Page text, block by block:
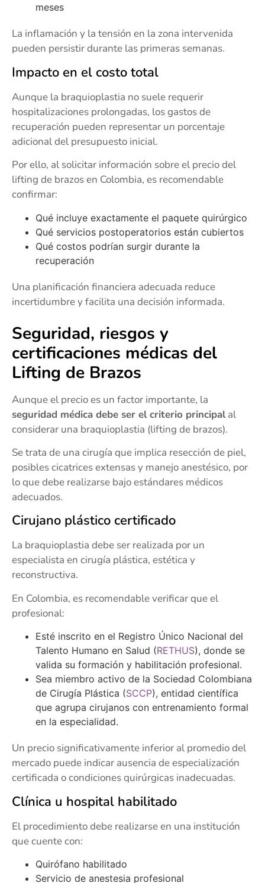
meses
La inflamación y la tensión en la zona intervenida
pueden persistir durante las primeras semanas.
Impacto en el costo total
Aunque la braquioplastia no suele requerir
hospitalizaciones prolongadas, los gastos de
recuperación pueden representar un porcentaje
adicional del presupuesto inicial.
Por ello, al solicitar información sobre el precio del
lifting de brazos en Colombia, es recomendable
confirmar:
Qué incluye exactamente el paquete quirúrgico
Qué servicios postoperatorios están cubiertos
Qué costos podrían surgir durante la
recuperación
Una planificación financiera adecuada reduce
incertidumbre y facilita una decisión informada.
Seguridad, riesgos y
certificaciones médicas del
Lifting de Brazos
Aunque el precio es un factor importante, la
seguridad médica debe ser el criterio principalal
considerar una braquioplastia (lifting de brazos).
Se trata de una cirugía que implica resección de piel,
posibles cicatrices extensas y manejo anestésico, por
lo que debe realizarse bajo estándares médicos
adecuados.
Cirujano plástico certificado
La braquioplastia debe ser realizada por un
especialista en cirugía plástica, estética y
reconstructiva.
En Colombia, es recomendable verificar que el
profesional:
Esté inscrito en el Registro Único Nacional del
Talento Humano en Salud (RETHUS), donde se
valida su formación y habilitación profesional.
Sea miembro activo de la Sociedad Colombiana
de Cirugía Plástica (SCCP), entidad científica
que agrupa cirujanos con entrenamiento formal
en la especialidad.
Un precio significativamente inferior al promedio del
mercado puede indicar ausencia de especialización
certificada o condiciones quirúrgicas inadecuadas.
Clínica u hospital habilitado
El procedimiento debe realizarse en una institución
que cuente con:
Quirófano habilitado
Servicio de anestesia profesional